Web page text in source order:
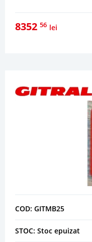
8352 56 lei
COD: GITMB25
STOC: Stoc epuizat